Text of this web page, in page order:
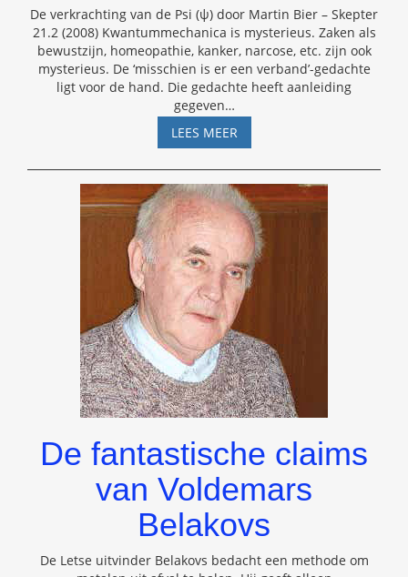
De verkrachting van de Psi (ψ) door Martin Bier – Skepter
21.2 (2008) Kwantummechanica is mysterieus. Zaken als
bewustzijn, homeopathie, kanker, narcose, etc. zijn ook
mysterieus. De ‘misschien is er een verband’-gedachte
ligt voor de hand. Die gedachte heeft aanleiding
gegeven…
LEES MEERKWANTUMMECHANICA,
HOMEOPATHIE
EN
KWANTUMBIOLOGIE
De fantastische claims
van Voldemars
Belakovs
De Letse uitvinder Belakovs bedacht een methode om